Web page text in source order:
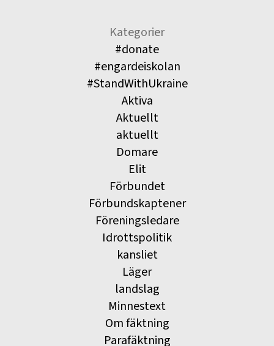
Kategorier
#donate
#engardeiskolan
#StandWithUkraine
Aktiva
Aktuellt
aktuellt
Domare
Elit
Förbundet
Förbundskaptener
Föreningsledare
Idrottspolitik
kansliet
Läger
landslag
Minnestext
Om fäktning
Parafäktning